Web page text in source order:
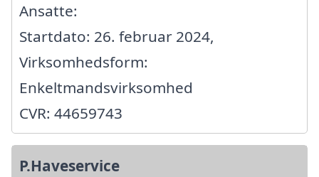
Ansatte:
Startdato: 26. februar 2024,
Virksomhedsform:
Enkeltmandsvirksomhed
CVR: 44659743
P.Haveservice